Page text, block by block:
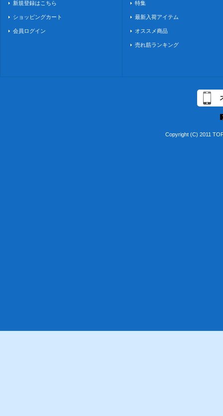
新規登録はこちら
ショッピングカート
会員ログイン
特集
最新入荷アイテム
オススメ商品
売れ筋ランキング
Copyright (C) 2011